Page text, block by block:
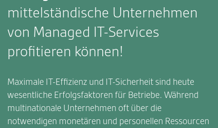
mittelständische Unternehmen
von Managed IT-Services
profitieren können!
Maximale IT-Effizienz und IT-Sicherheit sind heute
wesentliche Erfolgsfaktoren für Betriebe. Während
multinationale Unternehmen oft über die
notwendigen monetären und personellen Ressourcen